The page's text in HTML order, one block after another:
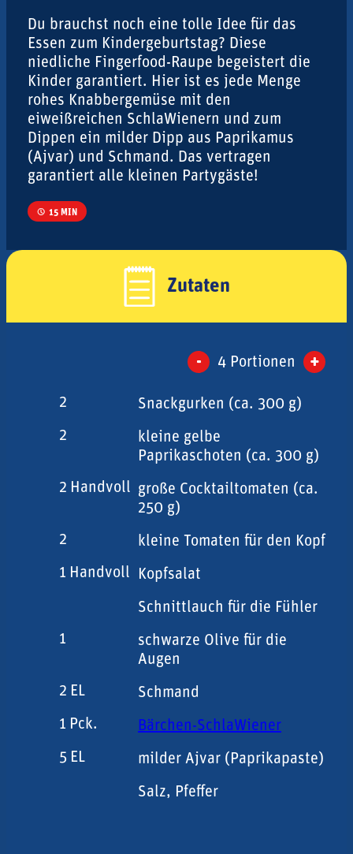
Du brauchst noch eine tolle Idee für das
Essen zum Kindergeburtstag? Diese
niedliche Fingerfood-Raupe begeistert die
Kinder garantiert. Hier ist es jede Menge
rohes Knabbergemüse mit den
eiweißreichen SchlaWienern und zum
Dippen ein milder Dipp aus Paprikamus
(Ajvar) und Schmand. Das vertragen
garantiert alle kleinen Partygäste!
15 MIN
Zutaten
- 4 Portionen +
2
Snackgurken (ca. 300 g)
2
kleine gelbe
Paprikaschoten (ca. 300 g)
2 Handvoll große Cocktailtomaten (ca.
250 g)
2
kleine Tomaten für den Kopf
1 Handvoll Kopfsalat
Schnittlauch für die Fühler
1
schwarze Olive für die
Augen
2 EL
Schmand
1 Pck.
Bärchen-SchlaWiener
5 EL milder Ajvar (Paprikapaste)
Salz, Pfeffer